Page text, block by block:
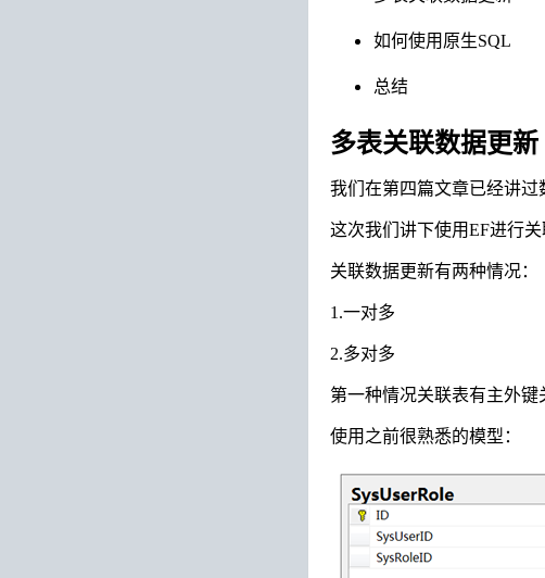
如何使用原生SQL
总结
多表关联数据更新
我们在第四篇文章已经讲过
这次我们讲下使用EF进行关
关联数据更新有两种情况：
1.一对多
2.多对多
第一种情况关联表有主外
使用之前很熟悉的模型：